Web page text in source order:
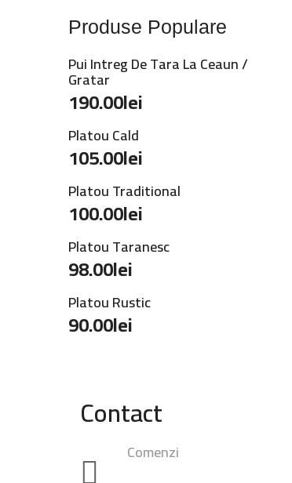
Produse Populare
Pui Intreg De Tara La Ceaun /
Gratar
190.00lei
Platou Cald
105.00lei
Platou Traditional
100.00lei
Platou Taranesc
98.00lei
Platou Rustic
90.00lei
Contact
Comenzi